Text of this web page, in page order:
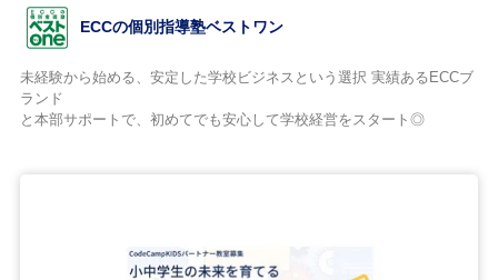
ECCの個別指導塾ベストワン
未経験から始める、安定した学校ビジネスという選択 実績あるECCブ
ランド
と本部サポートで、初めてでも安心して学校経営をスタート◎